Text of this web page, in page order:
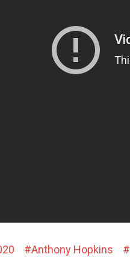
#Anthony Hopkins #